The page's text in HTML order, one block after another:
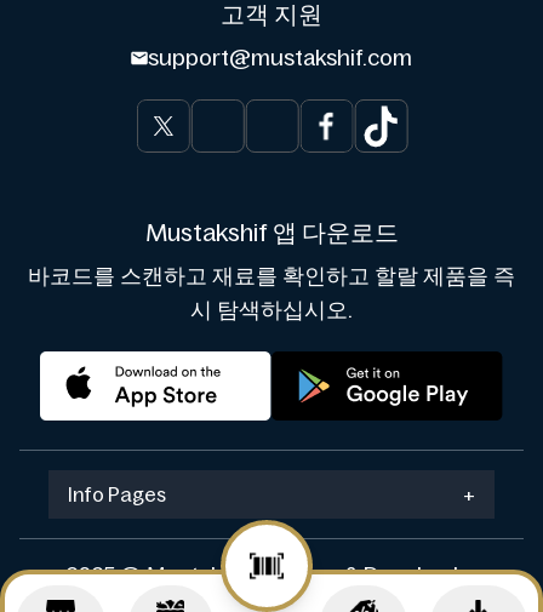
고객 지원
support@mustakshif.com
Mustakshif 앱 다운로드
바코드를 스캔하고 재료를 확인하고 할랄 제품을 즉
시 탐색하십시오.
Info Pages +
2025 © Mustakshif. Design & Develop by